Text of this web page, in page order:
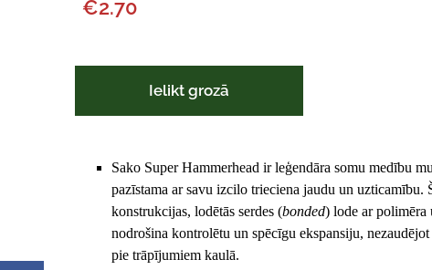
€2.70
Ielikt grozā
Sako Super Hammerhead ir leģendāra somu medību
pazīstama ar savu izcilo trieciena jaudu un uzticamību.
konstrukcijas, lodētās serdes (bonded) lode ar polimēra
nodrošina kontrolētu un spēcīgu ekspansiju, nezaudējot
pie trāpījumiem kaulā.